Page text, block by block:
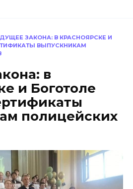
ЗАКОНА: В КРАСНОЯРСКЕ И
ВЫПУСКНИКАМ
в
и Боготоле
полицейских